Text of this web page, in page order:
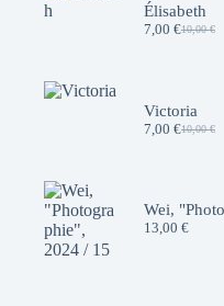
Élisabeth
10,00€
Le
10,00 €.
7,00 €Le
7,00 €.
Victoria
10,00€
Le
10,00 €.
7,00 €Le
7,00 €.
Wei,
13,00 €